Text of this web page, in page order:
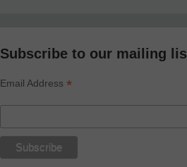
Subscribe to our mailing
Email Address*